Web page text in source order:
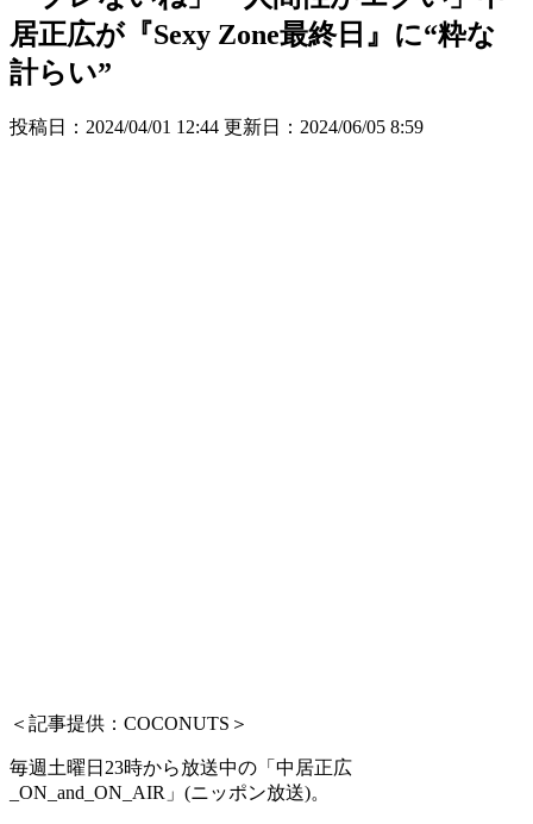
居正広が『Sexy Zone最終日』に“粋な
計らい”
投稿日：2024/04/01 12:44 更新日： 2024/06/05 8:59
＜記事提供：COCONUTS＞
毎週土曜日23時から放送中の「中居正広
_ON_and_ON_AIR」(ニッポン放送)。